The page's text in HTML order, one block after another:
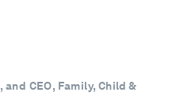
CEO, Family, Child &